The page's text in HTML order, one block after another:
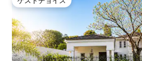
ゲストチョイス